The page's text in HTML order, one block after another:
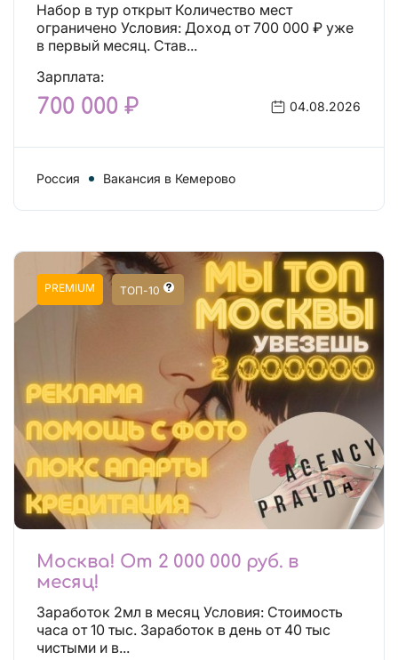
Набор в тур открыт Количество мест
ограничено Условия: Доход от 700 000 ₽ уже
в первый месяц. Став...
Зарплата:
700 000 ₽ 04.08.2026
Россия Вакансия в Кемерово
PREMIUM ТОП-10
Москва! От 2 000 000 руб. в
месяц!
Заработок 2мл в месяц Условия: Стоимость
часа от 10 тыс. Заработок в день от 40 тыс
чистыми и в...